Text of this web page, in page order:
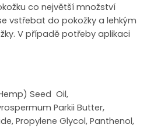
co největší množství
vstřebat do pokožky a lehkým
V případě potřeby aplikaci
Seed Oil,
Parkii Butter,
Propylene Glycol, Panthenol,